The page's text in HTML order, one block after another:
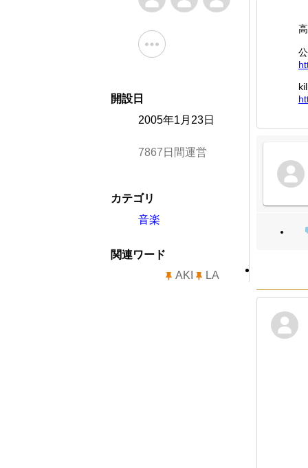
開設日
2005年1月23日
7867日間運営
カテゴリ
音楽
関連ワード
AKI
LA